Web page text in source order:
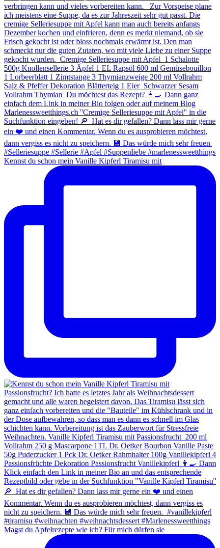
Kennst du schon mein Vanille Kipferl Tiramisu mit
Magst du Apfelrezepte wie ich? Für mich dürfen sie